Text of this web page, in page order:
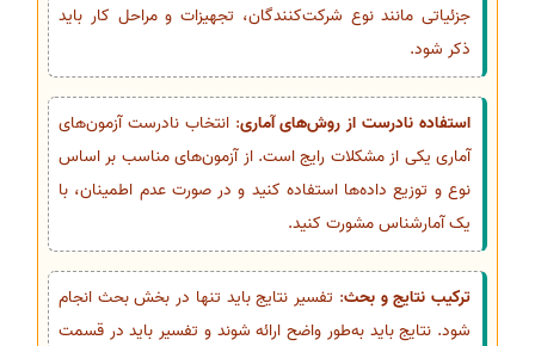
جزئیاتی مانند نوع شرکت‌کنندگان، تجهیزات و مراحل کار باید
ذکر شود.
استفاده نادرست از روش‌های آماری: انتخاب نادرست آزمون‌های
آماری یکی از مشکلات رایج است. از آزمون‌های مناسب بر اساس
نوع و توزیع داده‌ها استفاده کنید و در صورت عدم اطمینان، با
یک آمارشناس مشورت کنید.
ترکیب نتایج و بحث: تفسیر نتایج باید تنها در بخش بحث انجام
شود. نتایج باید به‌طور واضح ارائه شوند و تفسیر باید در قسمت